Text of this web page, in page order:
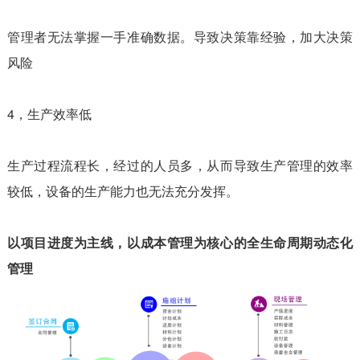
管理者无法掌握一手准确数据。导致决策靠经验，加大决策
风险
4，生产效率低
生产过程流程长，经过的人员多，从而导致生产管理的效率
较低，设备的生产能力也无法充分发挥。
以项目进度为主线，以成本管理为核心的全生命周期动态化
管理